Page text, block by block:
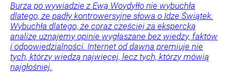
Burza po wywiadzie z Ewą Woydyłło nie wybuchła
dlatego, że padły kontrowersyjne słowa o Idze Świątek.
Wybuchła dlatego, że coraz częściej za ekspercką
analizę uznajemy opinie wygłaszane bez wiedzy, faktów
i odpowiedzialności. Internet od dawna premiuje nie
tych, którzy wiedzą najwięcej, lecz tych, którzy mówią
najgłośniej.